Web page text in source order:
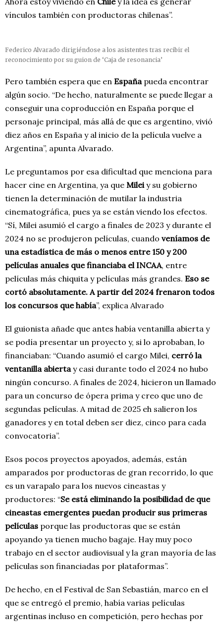
vínculos también con productoras chilenas”.
Federico Alvarado dirigiéndose a los asistentes tras recibir el
reconocimiento por su guion de ‘Caja de resonancia’
Pero también espera que en Españapueda encontrar
algún socio. “De hecho, naturalmente se puede llegar a
conseguir una coproducción en España porque el
personaje principal, más allá de que es argentino, vivió
diez años en España y al inicio de la película vuelve a
Argentina”, apunta Alvarado.
Le preguntamos por esa dificultad que menciona para
hacer cine en Argentina, ya que Mileiy su gobierno
tienen la determinación de mutilar la industria
cinematográfica, pues ya se están viendo los efectos.
“Sí, Milei asumió el cargo a finales de 2023 y durante el
2024 no se produjeron películas, cuando veníamos de
una estadística de más o menos entre 150 y200
películas anuales quefinanciaba el INCAA, entre
películas más chiquita y películas más grandes. Eso se
cortó absolutamente. A partir del 2024 frenaron todos
los concursos que había”, explica Alvarado
El guionista añade que antes había ventanilla abierta y
se podía presentar un proyecto y, si lo aprobaban, lo
financiaban: “Cuando asumió el cargo Milei, cerró la
ventanilla abiertay casi durante todo el 2024 no hubo
ningún concurso. A finales de 2024, hicieron un llamado
para un concurso de ópera prima y creo que uno de
segundas películas. A mitad de 2025 eh salieron los
ganadores y en total deben ser diez, cinco para cada
convocatoria”.
Esos pocos proyectos apoyados, además, están
amparados por productoras de gran recorrido, lo que
es un varapalo para los nuevos cineastas y
productores: “Se está eliminando la posibilidad de que
cineastas emergentes puedan producir sus primeras
películas porque las productoras que se están
apoyando ya tienen mucho bagaje. Hay muy poco
trabajo en el sector audiovisual y la gran mayoría de las
películas son financiadas por plataformas”.
De hecho, en el Festival de San Sebastián, marco en el
que se entregó el premio, había varias películas
argentinas incluso en competición, pero hechas por